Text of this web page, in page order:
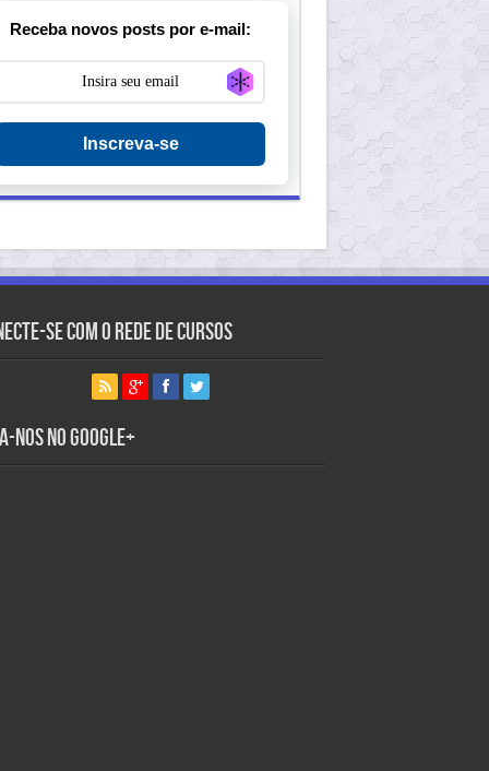
Receba novos posts por e-mail:
Inscreva-se
se com o Rede de Cursos
nos no Google+